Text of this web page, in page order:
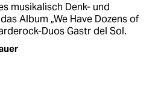
musikalisch Denk- und
Album „We Have Dozens of
Duos Gastr del Sol.